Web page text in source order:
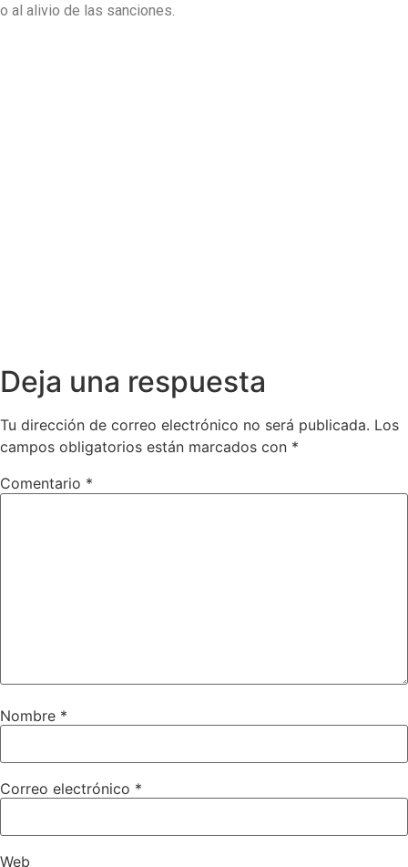
o al alivio de las sanciones.
Deja una respuesta
Tu dirección de correo electrónico no será publicada. Los
campos obligatorios están marcados con *
Comentario *
Nombre *
Correo electrónico *
Web